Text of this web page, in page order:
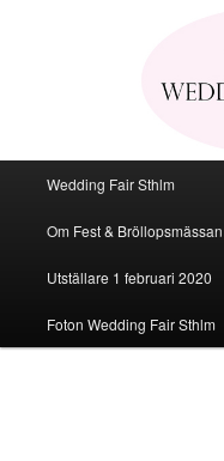
Hoppa
till
huvudinnehåll
Wedding Fair Sthlm
Om Fest &
Utställare 1 februari 2020
Foton Wedding Fair Sthlm